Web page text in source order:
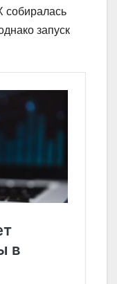
собиралась
запуск